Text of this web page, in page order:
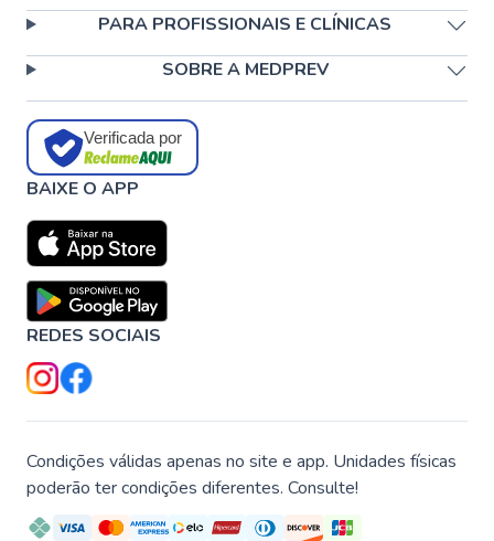
PARA PROFISSIONAIS E CLÍNICAS
SOBRE A MEDPREV
Verificada por
BAIXE O APP
REDES SOCIAIS
Condições válidas apenas no site e app. Unidades físicas
poderão ter condições diferentes. Consulte!